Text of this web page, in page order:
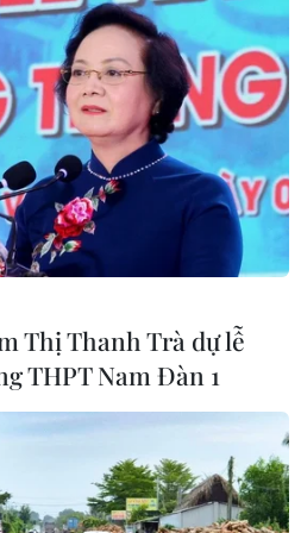
niên nhằm tôn vinh
xuất sắc nhất Việt Nam
(TTXVN/Vietnam+)
Thị Thanh Trà dự lễ
THPT Nam Đàn 1